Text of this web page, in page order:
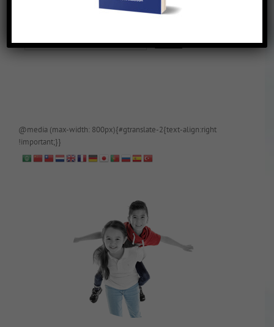
@media (max-width: 800px){#gtranslate-2{text-align:right
!important;}}